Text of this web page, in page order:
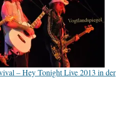
– Hey Tonight Live 2013 in der